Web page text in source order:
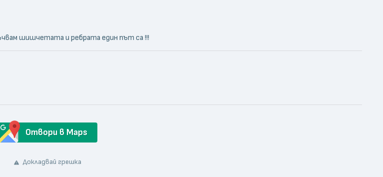
шишчетата и ребрата един път са !!!
Отвори в Maps
Докладвай грешка